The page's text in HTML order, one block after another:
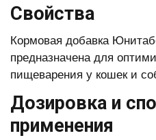
Свойства
Кормовая добавка
предназначена для
пищеварения у кошек и
Дозировка и
применения